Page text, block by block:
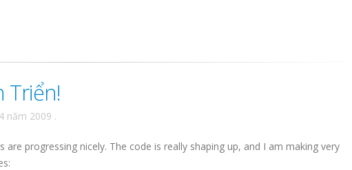
Triển!
năm 2009 .
progressing nicely. The code is really shaping up, and I am making very